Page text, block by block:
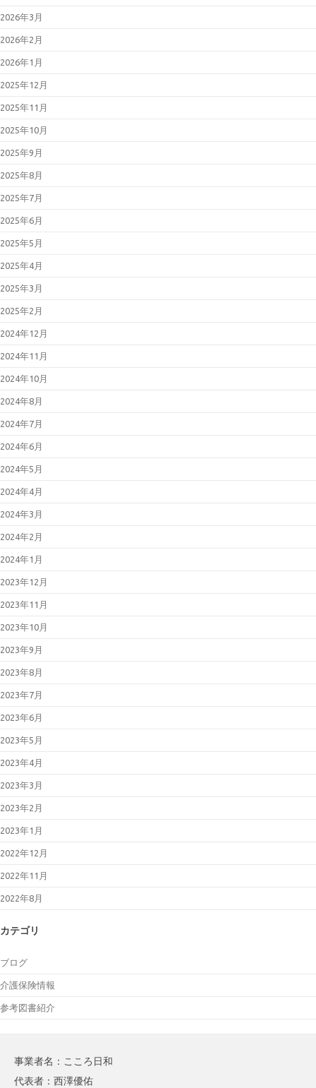
2026年3月
2026年2月
2026年1月
2025年12月
2025年11月
2025年10月
2025年9月
2025年8月
2025年7月
2025年6月
2025年5月
2025年4月
2025年3月
2025年2月
2024年12月
2024年11月
2024年10月
2024年8月
2024年7月
2024年6月
2024年5月
2024年4月
2024年3月
2024年2月
2024年1月
2023年12月
2023年11月
2023年10月
2023年9月
2023年8月
2023年7月
2023年6月
2023年5月
2023年4月
2023年3月
2023年2月
2023年1月
2022年12月
2022年11月
2022年8月
カテゴリ
ブログ
介護保険情報
参考図書紹介
事業者名：こころ日和
代表者：西澤優佑